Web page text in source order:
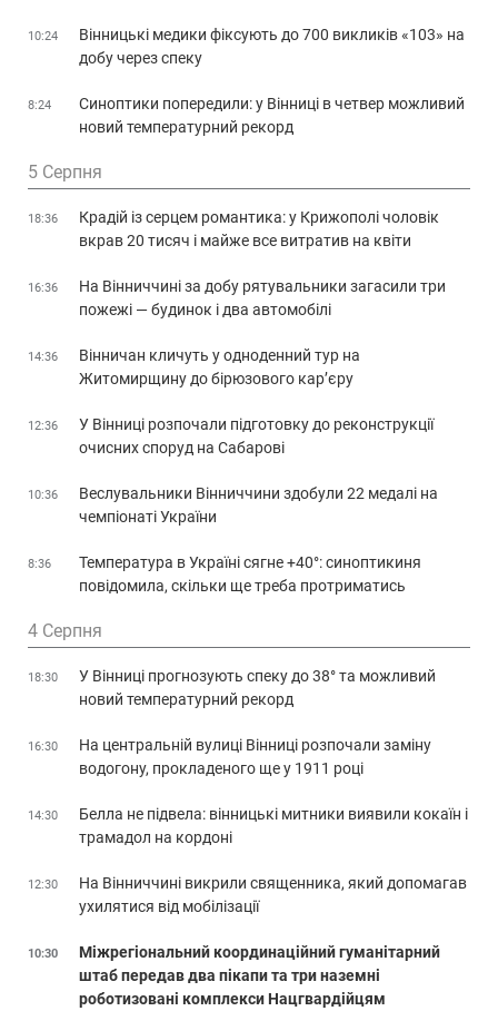
10:24
Вінницькі медики фіксують до 700 викликів «103» на
добу через спеку
8:24
Синоптики попередили: у Вінниці в четвер можливий
новий температурний рекорд
5 Серпня
18:36
Крадій із серцем романтика: у Крижополі чоловік
вкрав 20 тисяч і майже все витратив на квіти
16:36
На Вінниччині за добу рятувальники загасили три
пожежі — будинок і два автомобілі
14:36
Вінничан кличуть у одноденний тур на
Житомирщину до бірюзового кар’єру
12:36
У Вінниці розпочали підготовку до реконструкції
очисних споруд на Сабарові
10:36
Веслувальники Вінниччини здобули 22 медалі на
чемпіонаті України
8:36
Температура в Україні сягне +40°: синоптикиня
повідомила, скільки ще треба протриматись
4 Серпня
18:30
У Вінниці прогнозують спеку до 38° та можливий
новий температурний рекорд
16:30
На центральній вулиці Вінниці розпочали заміну
водогону, прокладеного ще у 1911 році
14:30
Белла не підвела: вінницькі митники виявили кокаїн і
трамадол на кордоні
12:30
На Вінниччині викрили священника, який допомагав
ухилятися від мобілізації
10:30
Міжрегіональний координаційний гуманітарний
штаб передав два пікапи та три наземні
роботизовані комплекси Нацгвардійцям